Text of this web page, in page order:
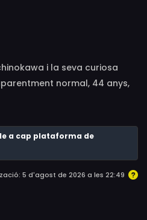
i la seva curiosa
normal, 44 anys,
dia va a treballar a
hi ha un costat fosc que
a cap plataforma de
5 d'agost de 2026 a les 22:49